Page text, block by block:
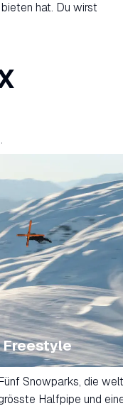
hat. Du wirst
Freestyle
Fünf Snowparks, die
Halfpipe und